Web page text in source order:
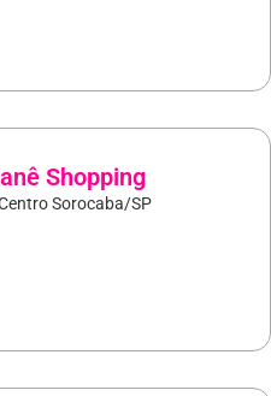
Shopping
Sorocaba/SP